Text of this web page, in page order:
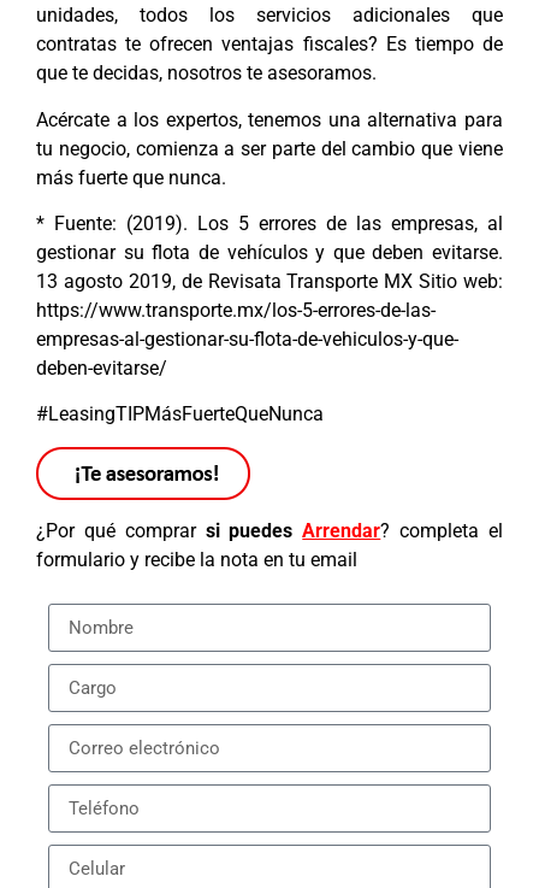
unidades, todos los servicios adicionales que
contratas te ofrecen ventajas fiscales? Es tiempo de
que te decidas, nosotros te asesoramos.
Acércate a los expertos, tenemos una alternativa para
tu negocio, comienza a ser parte del cambio que viene
más fuerte que nunca.
* Fuente: (2019). Los 5 errores de las empresas, al
gestionar su flota de vehículos y que deben evitarse.
13 agosto 2019, de Revisata Transporte MX Sitio web:
https://www.transporte.mx/los-5-errores-de-las-
empresas-al-gestionar-su-flota-de-vehiculos-y-que-
deben-evitarse/
#LeasingTIPMásFuerteQueNunca
¿Por qué comprar si puedesArrendar? completa el
formulario y recibe la nota en tu email